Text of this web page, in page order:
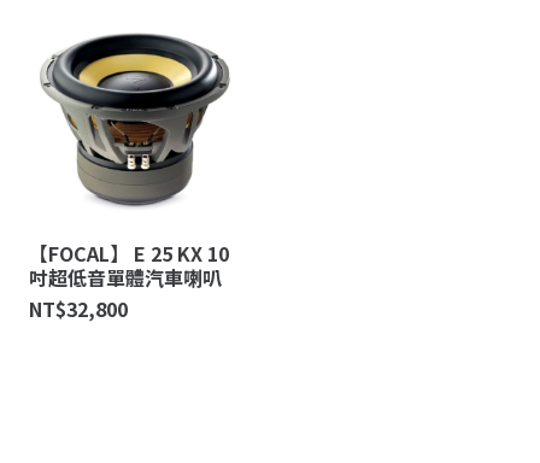
【FOCAL】 E 25 KX 10
吋超低音單體汽車喇叭
NT$32,800